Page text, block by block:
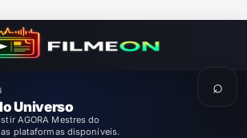
Universo
AGORA Mestres do
plataformas disponíveis.
⌕